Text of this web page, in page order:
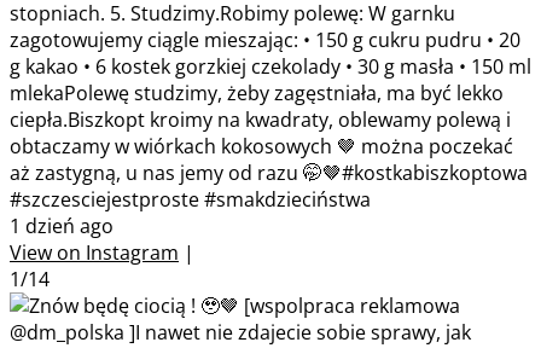
stopniach. 5. Studzimy.Robimy polewę: W garnku
zagotowujemy ciągle mieszając: • 150 g cukru pudru • 20
g kakao • 6 kostek gorzkiej czekolady • 30 g masła • 150 ml
mlekaPolewę studzimy, żeby zagęstniała, ma być lekko
ciepła.Biszkopt kroimy na kwadraty, oblewamy polewą i
obtaczamy w wiórkach kokosowych 🤎 można poczekać
aż zastygną, u nas jemy od razu 🤭🤎#kostkabiszkoptowa
#szczesciejestproste #smakdzieciństwa
1 dzień ago
View on Instagram |
1/14